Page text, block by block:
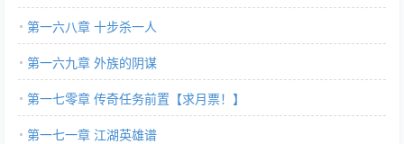
第一六八章 十步杀一人
第一六九章 外族的阴谋
第一七零章 传奇任务前置【求月票！】
第一七一章 江湖英雄谱